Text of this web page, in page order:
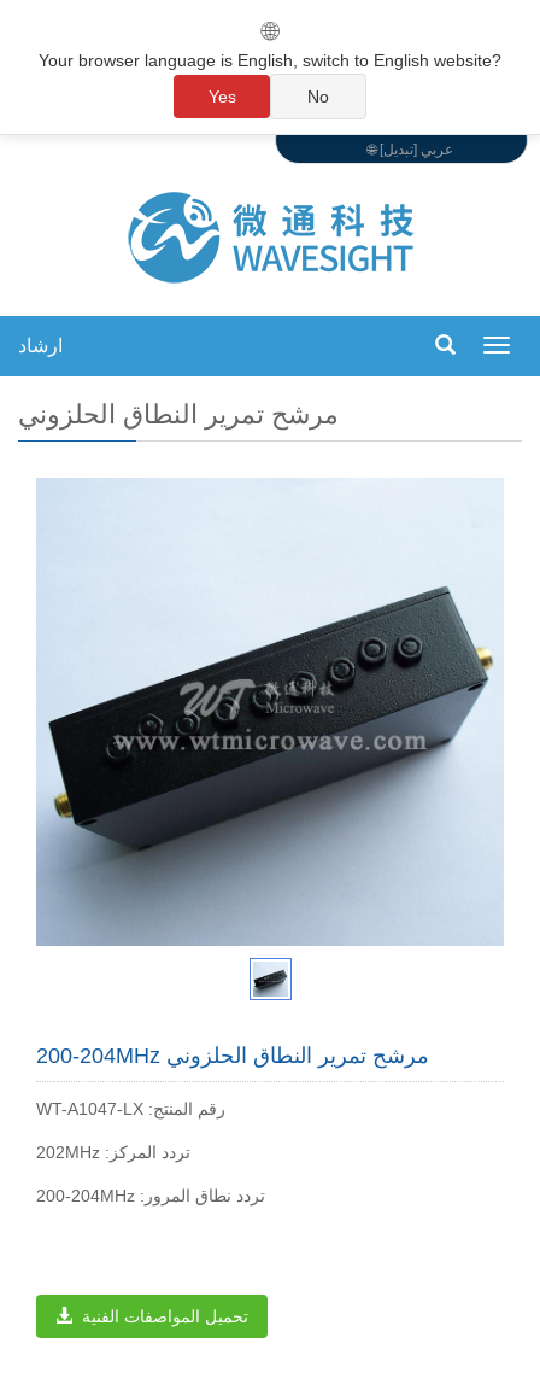
🌐 عربي [تبديل]
تبديل
ارشاد
مرشح تمرير النطاق الحلزوني
200-204MHz مرشح تمرير النطاق الحلزوني
WT-A1047-LX :رقم المنتج
202MHz :تردد المركز
200-204MHz :تردد نطاق المرور
تحميل المواصفات الفنية
🌐
Your browser language is English, switch to English website?
Yes
No